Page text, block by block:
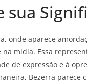
sua
onde aparece
mídia. Essa
de expressão e à
Bezerra